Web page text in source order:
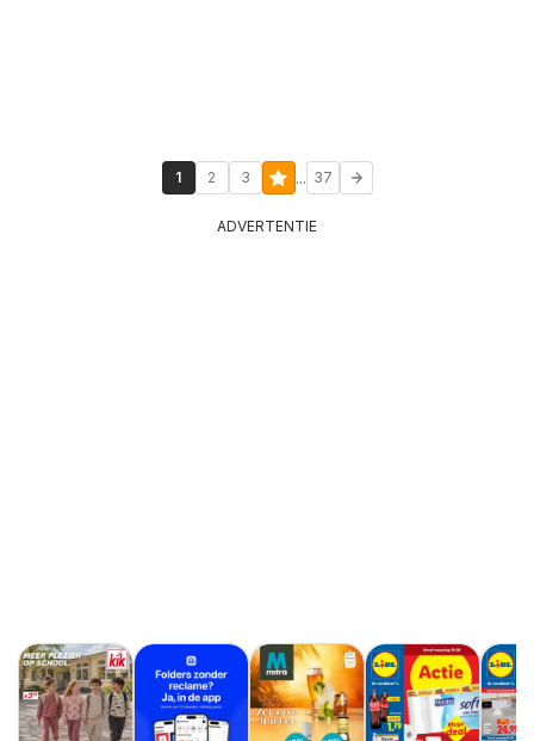
1 2 3 ... 37
ADVERTENTIE